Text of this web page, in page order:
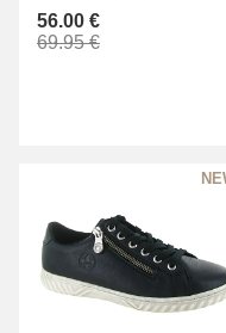
56.00 €
69.95 €